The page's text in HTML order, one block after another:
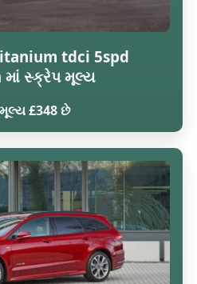
tdci 5spd
સ્ક્રેપ મૂલ્ય
£348 છે